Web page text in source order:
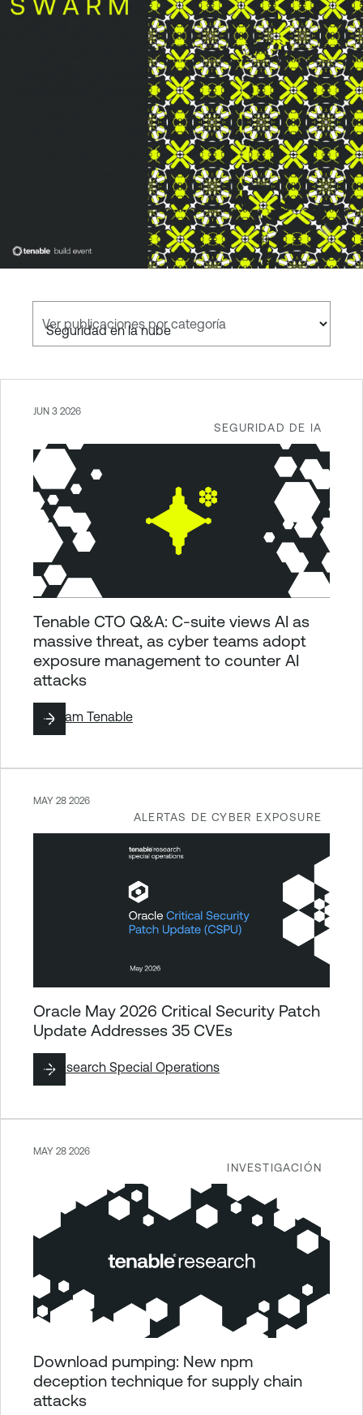
Ver publicaciones por categoría
SEGURIDAD DE IA
JUN 3 2026
Tenable CTO Q&A: C-suite views AI as
massive threat, as cyber teams adopt
exposure management to counter AI
attacks
ByTeam Tenable
ALERTAS DE CYBER EXPOSURE
MAY 28 2026
Oracle May 2026 Critical Security Patch
Update Addresses 35 CVEs
ByResearch Special Operations
INVESTIGACIÓN
MAY 28 2026
Download pumping: New npm
deception technique for supply chain
attacks